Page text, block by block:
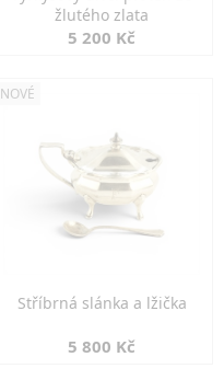
žlutého zlata
5 200 Kč
NOVÉ
Stříbrná slánka a lžička
5 800 Kč